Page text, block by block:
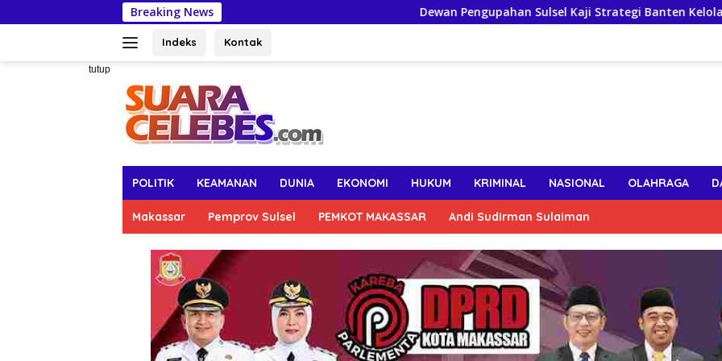
ke
Breaking News Dewan Pengupahan Sulsel Kaji Strategi Banten Kelola Dinamika
Indeks Kontak
tutup
POLITIK KEAMANAN DUNIA EKONOMI HUKUM KRIMINAL NASIONAL OLAHRAGA
Makassar Pemprov Sulsel PEMKOT MAKASSAR Andi Sudirman Sulaiman